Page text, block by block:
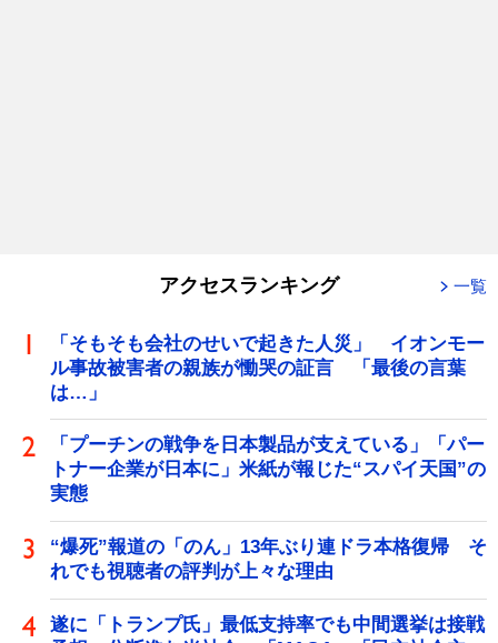
アクセスランキング 一覧
「そもそも会社のせいで起きた人災」 イオンモー
ル事故被害者の親族が慟哭の証言 「最後の言葉
は…」
「プーチンの戦争を日本製品が支えている」「パー
トナー企業が日本に」米紙が報じた“スパイ天国”の
実態
“爆死”報道の「のん」13年ぶり連ドラ本格復帰 そ
れでも視聴者の評判が上々な理由
遂に「トランプ氏」最低支持率でも中間選挙は接戦